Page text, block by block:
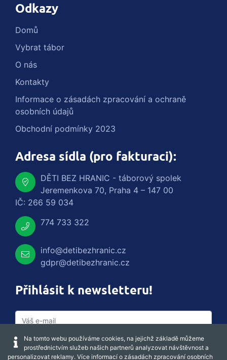
Odkazy
Domů
Vybrat tábor
O nás
Kontakty
Informace o zásadách zpracování a ochraně
osobních údajů
Obchodní podmínky 2023
Adresa sídla (pro fakturaci):
DĚTI BEZ HRANIC - táborový spolek
Jeremenkova 70, Praha 4 – 147 00
IČ: 266 59 034
774 733 322
info@detibezhranic.cz
gdpr@detibezhranic.cz
Přihlásit k newsletteru!
Na tomto webu používáme cookies, na jejichž základě můžeme
prostřednictvím služeb našich partnerů analyzovat návštěvnost a
personalizovat reklamy. Více informací o zásadách zpracování osobních